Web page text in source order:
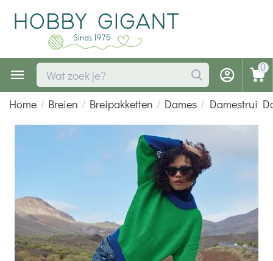
0
Home / Breien / Breipakketten / Dames / Damestrui